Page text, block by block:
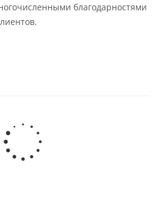
благодарностями